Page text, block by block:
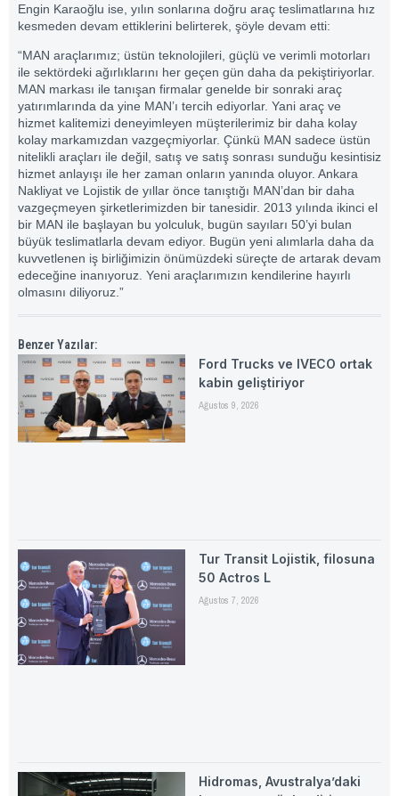
Engin Karaoğlu ise, yılın sonlarına doğru araç teslimatlarına hız
kesmeden devam ettiklerini belirterek, şöyle devam etti:
“MAN araçlarımız; üstün teknolojileri, güçlü ve verimli motorları
ile sektördeki ağırlıklarını her geçen gün daha da pekiştiriyorlar.
MAN markası ile tanışan firmalar genelde bir sonraki araç
yatırımlarında da yine MAN’ı tercih ediyorlar. Yani araç ve
hizmet kalitemizi deneyimleyen müşterilerimiz bir daha kolay
kolay markamızdan vazgeçmiyorlar. Çünkü MAN sadece üstün
nitelikli araçları ile değil, satış ve satış sonrası sunduğu kesintisiz
hizmet anlayışı ile her zaman onların yanında oluyor. Ankara
Nakliyat ve Lojistik de yıllar önce tanıştığı MAN’dan bir daha
vazgeçmeyen şirketlerimizden bir tanesidir. 2013 yılında ikinci el
bir MAN ile başlayan bu yolculuk, bugün sayıları 50’yi bulan
büyük teslimatlarla devam ediyor. Bugün yeni alımlarla daha da
kuvvetlenen iş birliğimizin önümüzdeki süreçte de artarak devam
edeceğine inanıyoruz. Yeni araçlarımızın kendilerine hayırlı
olmasını diliyoruz.”
Benzer Yazılar:
Ford Trucks ve IVECO ortak
kabin geliştiriyor
Ağustos 9, 2026
Tur Transit Lojistik, filosuna
50 Actros L
Ağustos 7, 2026
Hidromas, Avustralya’daki